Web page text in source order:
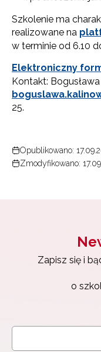
Szkolenie ma
realizowane na
w terminie od 6.10
Elektroniczny
Kontakt:
25.
Opublikowano:
Zmodyfikowano:
Zapisz się i
o